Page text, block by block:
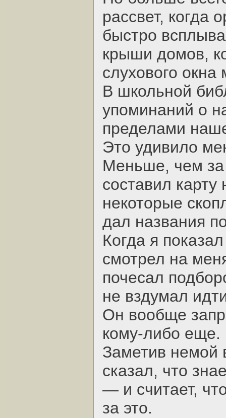
рассвет, когда
быстро
крыши домов,
слухового окна
В школьной
упоминаний о
пределами
Это удивило
Меньше, чем за
составил карту
некоторые
дал названия
Когда я
смотрел на
почесал
не вздумал
Он вообще
кому-либо еще.
Заметив немой
сказал, что
— и считает,
за это.